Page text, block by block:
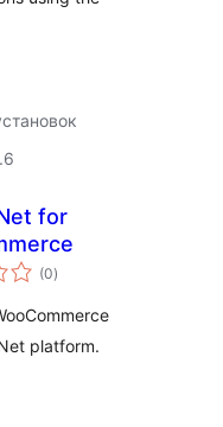
for
(0общий
рейтинг
)
platform.